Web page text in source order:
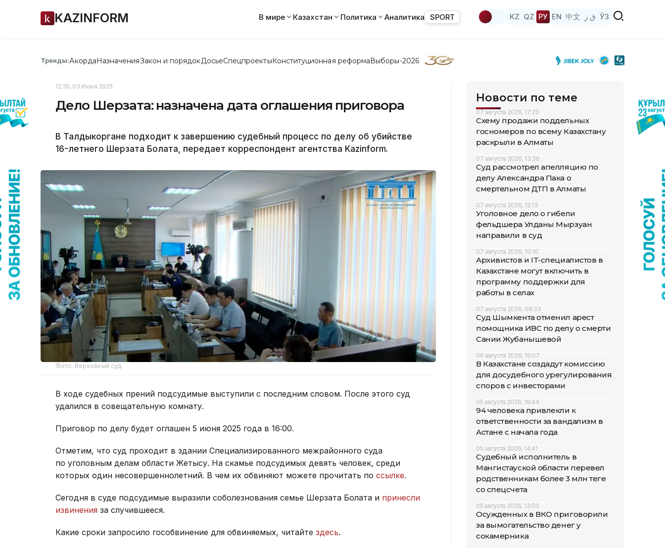
KAZINFORM В мире Казахстан Политика Аналитика SPORT KZ QZ РУ EN 中文 ق ز ЎЗ
Тренды:АкордаНазначенияЗакон и порядок ДосьеСпецпроектыКонституционная реформаВыборы-2026
12:35, 03 Июня 2025
Дело Шерзата: назначена дата оглашения приговора
В Талдыкоргане подходит к завершению судебный процесс по делу об убийстве
16-летнего Шерзата Болата, передает корреспондент агентства Kazinform.
Фото: Верховный суд
В ходе судебных прений подсудимые выступили с последним словом. После этого суд
удалился в совещательную комнату.
Приговор по делу будет оглашен 5 июня 2025 года в 16:00.
Отметим, что суд проходит в здании Специализированного межрайонного суда
по уголовным делам области Жетысу. На скамье подсудимых девять человек, среди
которых один несовершеннолетний. В чем их обвиняют можете прочитать по ссылке.
Сегодня в суде подсудимые выразили соболезнования семье Шерзата Болата и принесли
извинения за случившееся.
Какие сроки запросило гособвинение для обвиняемых, читайте здесь.
Новости по теме
07 августа 2026, 17:20
Схему продажи поддельных
госномеров по всему Казахстану
раскрыли в Алматы
07 августа 2026, 13:36
Суд рассмотрел апелляцию по
делу Александра Пака о
смертельном ДТП в Алматы
07 августа 2026, 12:13
Уголовное дело о гибели
фельдшера Улданы Мырзуан
направили в суд
07 августа 2026, 10:10
Архивистов и IT-специалистов в
Казахстане могут включить в
программу поддержки для
работы в селах
07 августа 2026, 08:33
Суд Шымкента отменил арест
помощника ИВС по делу о смерти
Сании Жубанышевой
06 августа 2026, 16:07
В Казахстане создадут комиссию
для досудебного урегулирования
споров с инвесторами
05 августа 2026, 19:44
94 человека привлекли к
ответственности за вандализм в
Астане с начала года
05 августа 2026, 14:41
Судебный исполнитель в
Мангистауской области перевел
родственникам более 3 млн теңге
со спецсчета
05 августа 2026, 13:00
Осужденных в ВКО приговорили
за вымогательство денег у
сокамерника